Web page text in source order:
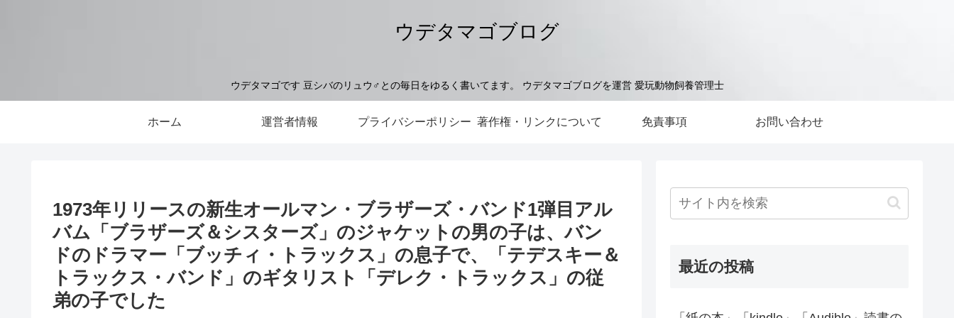
ウデタマゴブログ
ウデタマゴです 豆シバのリュウ♂との毎日をゆるく書いてます。 ウデタマゴブログを運営 愛玩動物飼養管理士
ホーム 運営者情報 プライバシーポリシー 著作権・リンクについて 免責事項 お問い合わせ
1973年リリースの新生オールマン・ブラザーズ・バンド1弾目アル
バム「ブラザーズ＆シスターズ」のジャケットの男の子は、バン
ドのドラマー「ブッチィ・トラックス」の息子で、「テデスキー＆
トラックス・バンド」のギタリスト「デレク・トラックス」の従
弟の子でした
最近の投稿